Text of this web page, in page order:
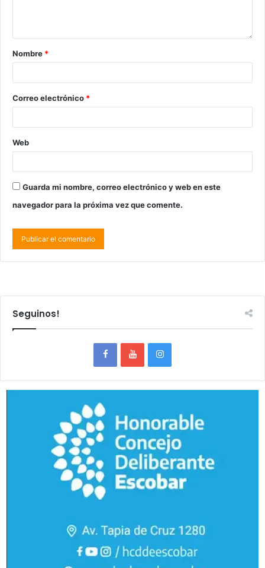
Nombre *
Correo electrónico *
Web
Guarda mi nombre, correo electrónico y web en este
navegador para la próxima vez que comente.
Seguinos!